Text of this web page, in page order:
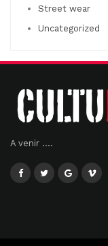
Street wear
Uncategorized
A venir ....